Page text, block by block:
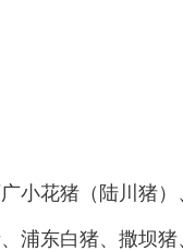
小花猪（陆川猪）
浦东白猪、撒坝猪